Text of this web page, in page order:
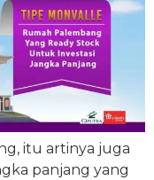
itu artinya juga
panjang yang